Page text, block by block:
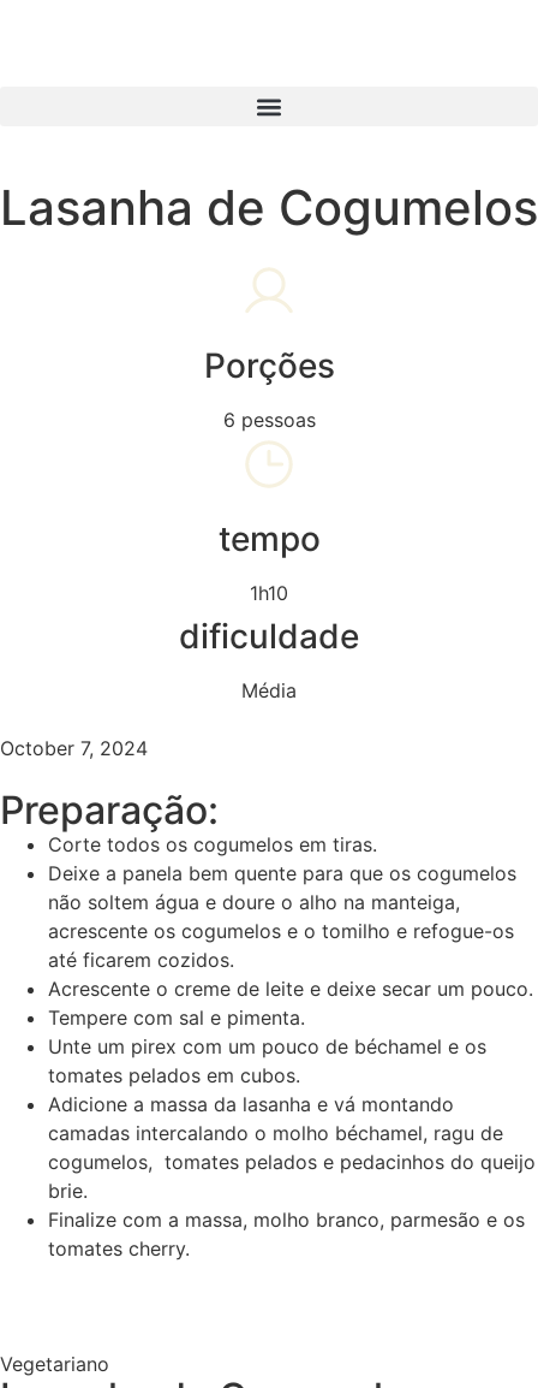
Lasanha de Cogumelos
Porções
6 pessoas
tempo
1h10
dificuldade
Média
October 7, 2024
Preparação:
Corte todos os cogumelos em tiras.
Deixe a panela bem quente para que os cogumelos
não soltem água e doure o alho na manteiga,
acrescente os cogumelos e o tomilho e refogue-os
até ficarem cozidos.
Acrescente o creme de leite e deixe secar um pouco.
Tempere com sal e pimenta.
Unte um pirex com um pouco de béchamel e os
tomates pelados em cubos.
Adicione a massa da lasanha e vá montando
camadas intercalando o molho béchamel, ragu de
cogumelos, tomates pelados e pedacinhos do queijo
brie.
Finalize com a massa, molho branco, parmesão e os
tomates cherry.
Vegetariano